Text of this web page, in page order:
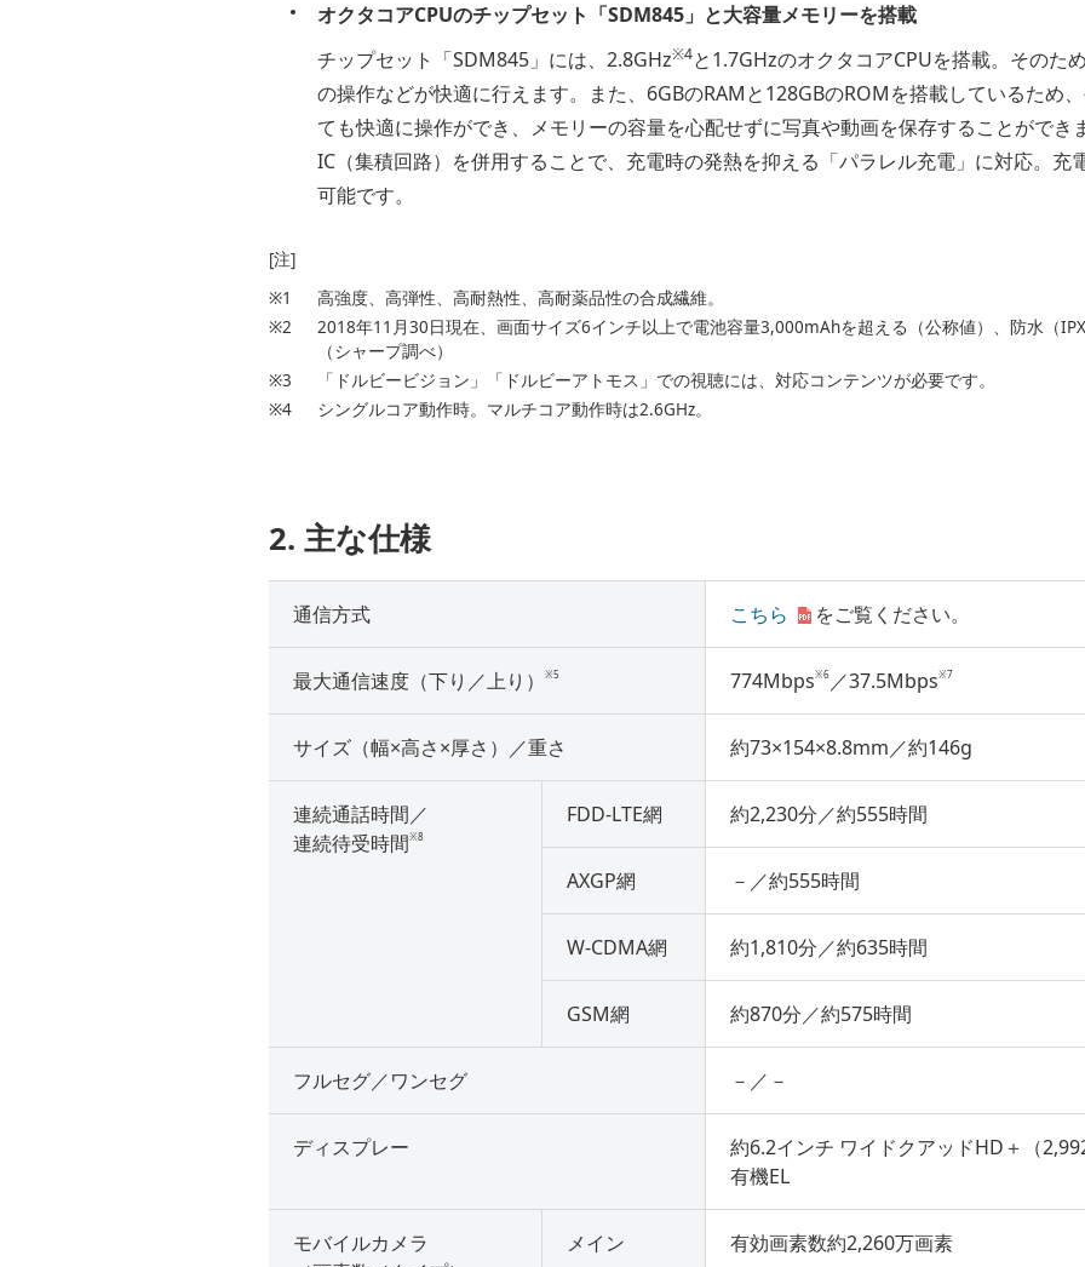
オクタコアCPUのチップセット「SDM845」と大容量メモリーを搭載
チップセット「SDM845」には、2.8GHz※4と1.7GHzのオクタコアCPUを搭載。そのた
の操作などが快適に行えます。また、6GBのRAMと128GBのROMを搭載しているため
ても快適に操作ができ、メモリーの容量を心配せずに写真や動画を保存することができ
IC（集積回路）を併用することで、充電時の発熱を抑える「パラレル充電」に対応。充
可能です。
[注]
※1
高強度、高弾性、高耐熱性、高耐薬品性の合成繊維。
※2
2018年11月30日現在、画面サイズ6インチ以上で電池容量3,000mAhを超える（公称値）、防水（
（シャープ調べ）
※3
「ドルビービジョン」「ドルビーアトモス」での視聴には、対応コンテンツが必要です。
※4
シングルコア動作時。マルチコア動作時は2.6GHz。
2. 主な仕様
通信方式 こちら をご覧ください。
最大通信速度（下り／上り） ※5 774Mbps※6 ／37.5Mbps※7
サイズ（幅×高さ×厚さ）／重さ 約73×154×8.8mm／約146g
連続通話時間／
連続待受時間※8
FDD-LTE網 約2,230分／約555時間
AXGP網 －／約555時間
W-CDMA網 約1,810分／約635時間
GSM網 約870分／約575時間
フルセグ／ワンセグ －／－
ディスプレー
約6.2インチ ワイドクアッドHD＋（
有機EL
モバイルカメラ
メイン 有効画素数約2,260万画素